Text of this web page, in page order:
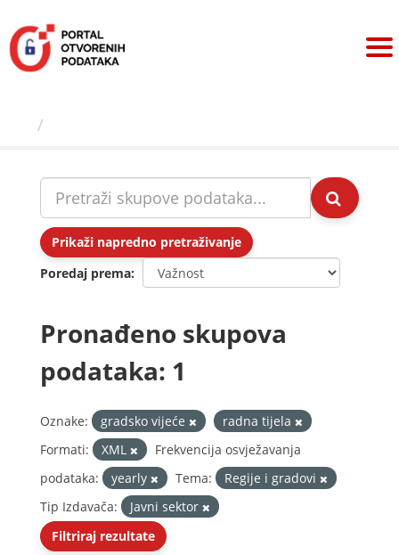
sadržaj
Prikaži napredno pretraživanje
Poredaj prema
Pronađeno skupova
podataka: 1
Oznake: gradsko vijeće
radna tijela
Formati:
XML
Frekvencija osvježavanja
podataka:
yearly Tema:
Regije i gradovi
Tip Izdavača:
Javni sektor
Filtriraj rezultate